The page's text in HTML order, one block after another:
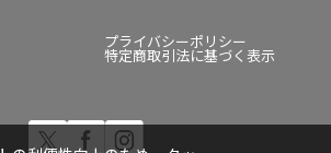
プライバシーポリシー
特定商取引法に基づく表示